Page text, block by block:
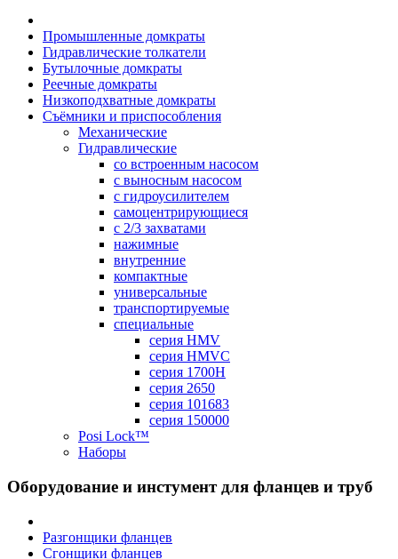
Промышленные домкраты
Гидравлические толкатели
Бутылочные домкраты
Реечные домкраты
Низкоподхватные домкраты
Съёмники и приспособления
Механические
Гидравлические
cо встроенным насосом
с выносным насосом
с гидроусилителем
самоцентрирующиеся
с 2/3 захватами
нажимные
внутренние
компактные
универсальные
транспортируемые
специальные
серия HMV
серия HMVC
серия 1700H
серия 2650
серия 101683
серия 150000
Posi Lock™
Наборы
Оборудование и инстумент для фланцев и труб
Разгонщики фланцев
Сгонщики фланцев